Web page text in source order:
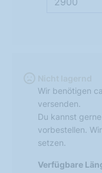
Wir benötigen
versenden.
Du kannst
vorbestellen.
setzen.
Verfügbare